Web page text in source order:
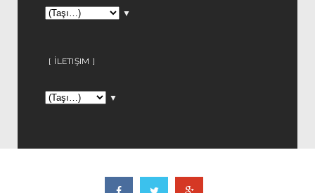
▼
İLETIŞIM
▼